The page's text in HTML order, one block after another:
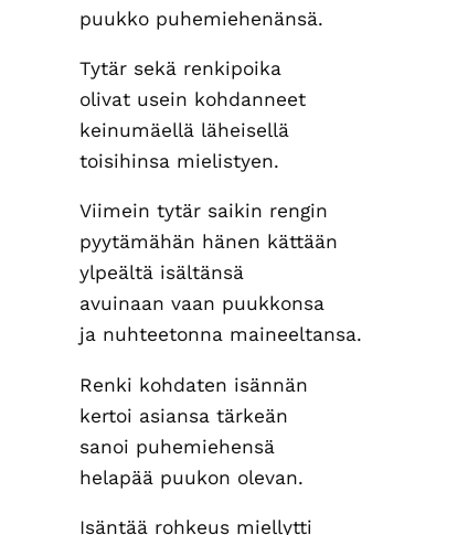
puukko puhemiehenänsä.
Tytär sekä renkipoika
olivat usein kohdanneet
keinumäellä läheisellä
toisihinsa mielistyen.
Viimein tytär saikin rengin
pyytämähän hänen kättään
ylpeältä isältänsä
avuinaan vaan puukkonsa
ja nuhteetonna maineeltansa.
Renki kohdaten isännän
kertoi asiansa tärkeän
sanoi puhemiehensä
helapää puukon olevan.
Isäntää rohkeus miellytti